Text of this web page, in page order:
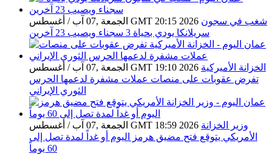
الجمعة ,07 آب / أغسطس GMT 20:15 2026 شغب في سجون
سريلانكا يودي بحياة 3 سجناء ويصيب 23 آخرين
الجمعة ,07 آب / أغسطس GMT 19:10 2026 الخزانة الأميركية
تفرض عقوبات على منصات عملات مشفرة لدعمها الحرس
الثوري الإيراني
الجمعة ,07 آب / أغسطس GMT 18:59 2026 وزير الخزانة
الأمريكي يتوقع فتح مضيق هرمز اليوم أو غداً لمدة تصل إلى
60 يوماً